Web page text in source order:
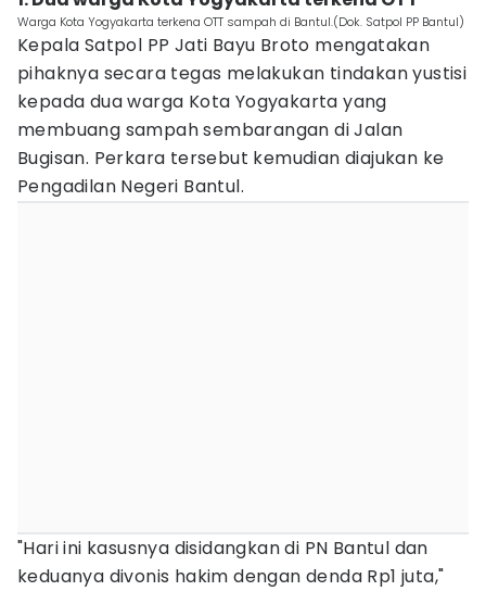
Warga Kota Yogyakarta terkena OTT sampah di Bantul.(Dok. Satpol PP Bantul)
Kepala Satpol PP Jati Bayu Broto mengatakan
pihaknya secara tegas melakukan tindakan yustisi
kepada dua warga Kota Yogyakarta yang
membuang sampah sembarangan di Jalan
Bugisan. Perkara tersebut kemudian diajukan ke
Pengadilan Negeri Bantul.
‎‎"Hari ini kasusnya disidangkan di PN Bantul dan
keduanya divonis hakim dengan denda Rp1 juta,"